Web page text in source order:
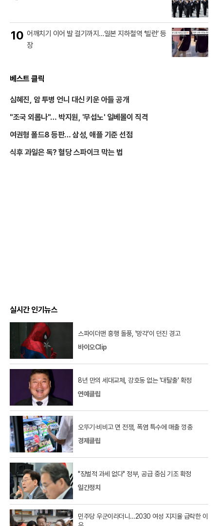
10 어깨치기 이어 발 걸기까지…일본 지하철역 ‘빌런’ 등
장
베스트 클릭
심혜진, 암 투병 언니 대신 키운 아들 공개
"조국 외롭나"… 박지원, '무섭노' 일베몰이 직격
여권형 폴드8 등판… 삼성, 애플 기준 선점
식후 과일은 독? 혈당 스파이크 막는 법
실시간 인기뉴스
스파이더맨 흥행 돌풍, '망각'이 던진 경고
바이오Clip
8년 만의 세대교체, 강호동 없는 '대탈출' 확정
연예클립
오뚜기·비비고 면 전쟁, 폭염 특수에 매출 껑충
경제클립
"징벌적 과세 없다" 정부, 공급 중심 기조 확정
일간정치
민주당 우군이라더니…2030 여성 지지율 급락한 이